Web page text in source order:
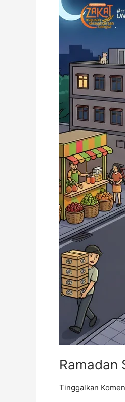
Ramadan
Tinggalkan
Menghitung
Hari:
Sudahkah
Kita
Meninggalkan
“Jejak”
Terbaik?